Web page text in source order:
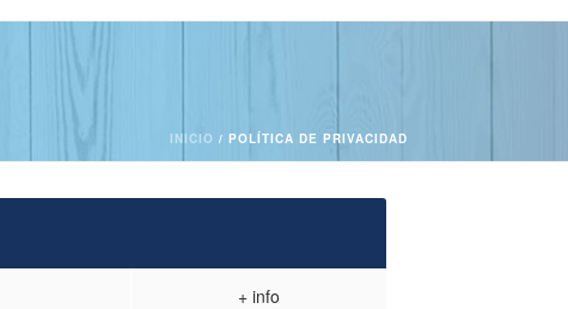
INICIO / POLÍTICA DE PRIVACIDAD
+ info